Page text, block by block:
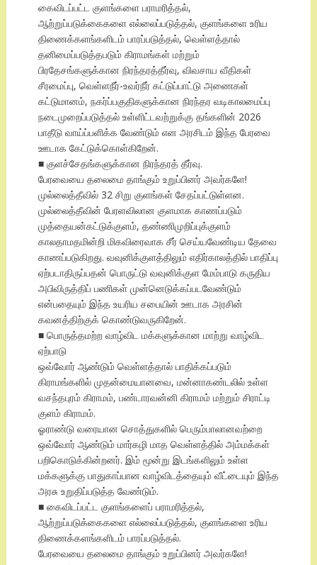
கைவிடப்பட்ட குளங்களை பராமரித்தல்,
ஆற்றுப்படுக்கைகளை எல்லைப்படுத்தல், குளங்களை உரிய
திணைக்களங்களிடம் பாரப்படுத்தல், வெள்ளத்தால்
தனிமைப்படுத்தபடும் கிராமங்கள் மற்றும்
பிரதேசங்களுக்கான நிரந்தரத்தீர்வு, விவசாய வீதிகள்
சீரமைப்பு, வெள்ளநீர்-உவர்நீர் கட்டுப்பாட்டு அணைகள்
கட்டுமானம், நகர்ப்பகுதிகளுக்கான நிரந்தர வடிகாலமைப்பு
நடைமுறைப்படுத்தல் உள்ளிட்டவற்றுக்கு தங்களின் 2026
பாதீடு வாய்ப்பளிக்க வேண்டும் என அரசிடம் இந்த பேரவை
ஊடாக கேட்டுக்கொள்கிறேன்.
■ குளச்சேதங்களுக்கான நிரந்தரத் தீர்வு.
பேரவையை தலைமை தாங்கும் உறுப்பினர் அவர்களே!
முல்லைத்தீவில் 32 சிறு குளங்கள் சேதப்பட்டுள்ளன.
முல்லைத்தீவின் பேரளவிலான குளமாக காணப்படும்
முத்தையன்கட்டுக்குளம், தண்ணிமுறிப்புக்குளம்
காலதாமதமின்றி மிகவிரைவாக சீர் செய்யவேண்டிய தேவை
காணப்படுகிறது. வவுனிக்குளத்திலும் எதிர்காலத்தில் பாதிப்பு
ஏற்படாதிருப்பதன் பொருட்டு வவுனிக்குள மேம்பாடு கருதிய
அபிவிருத்திப் பணிகள் முன்னெடுக்கப்படவேண்டும்
என்பதையும் இந்த உயரிய சபையின் ஊடாக அரசின்
கவனத்திற்குக் கொண்டுவருகிறேன்.
■ பொருத்தமற்ற வாழ்விட மக்களுக்கான மாற்று வாழ்விட
ஏற்பாடு
ஒவ்வோர் ஆண்டும் வெள்ளத்தால் பாதிக்கப்படும்
கிராமங்களில் முதன்மையானவை, மன்னாகண்டலில் உள்ள
வசந்தபுரம் கிராமம், பண்டாரவன்னி கிராமம் மற்றும் சிராட்டி
குளம் கிராமம்.
ஓராண்டு வரையான சொத்துகளில் பெரும்பாலானவற்றை
ஒவ்வோர் ஆண்டும் மார்கழி மாத வெள்ளத்தில் அம்மக்கள்
பறிகொடுக்கின்றனர். இம் மூன்று இடங்களிலும் உள்ள
மக்களுக்கு பாதுகாப்பான வாழ்விடத்தையும் வீட்டையும் இந்த
அரசு உறுதிப்படுத்த வேண்டும்.
■ கைவிடப்பட்ட குளங்களைப் பராமரித்தல்,
ஆற்றுப்படுக்கைகளை எல்லைப்படுத்தல், குளங்களை உரிய
திணைக்களங்களிடம் பாரப்படுத்தல்.
பேரவையை தலைமை தாங்கும் உறுப்பினர் அவர்களே!